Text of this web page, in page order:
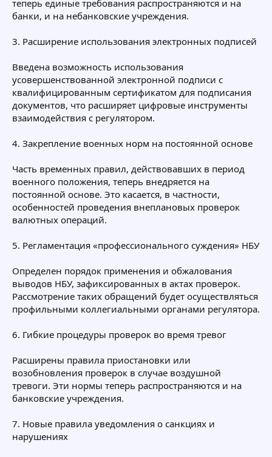
теперь единые требования распространяются и на
банки, и на небанковские учреждения.
3. Расширение использования электронных подписей
Введена возможность использования
усовершенствованной электронной подписи с
квалифицированным сертификатом для подписания
документов, что расширяет цифровые инструменты
взаимодействия с регулятором.
4. Закрепление военных норм на постоянной основе
Часть временных правил, действовавших в период
военного положения, теперь внедряется на
постоянной основе. Это касается, в частности,
особенностей проведения внеплановых проверок
валютных операций.
5. Регламентация «профессионального суждения» НБУ
Определен порядок применения и обжалования
выводов НБУ, зафиксированных в актах проверок.
Рассмотрение таких обращений будет осуществляться
профильными коллегиальными органами регулятора.
6. Гибкие процедуры проверок во время тревог
Расширены правила приостановки или
возобновления проверок в случае воздушной
тревоги. Эти нормы теперь распространяются и на
банковские учреждения.
7. Новые правила уведомления о санкциях и
нарушениях